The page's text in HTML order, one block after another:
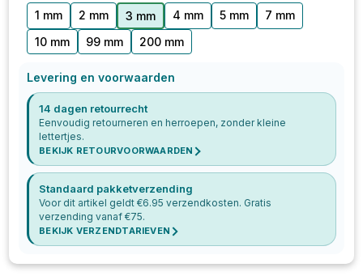
1 mm 2 mm 3 mm 4 mm 5 mm
7 mm
10 mm
99 mm 200 mm
Levering en voorwaarden
14 dagen retourrecht
Eenvoudig retourneren en herroepen, zonder kleine
lettertjes.
BEKIJK RETOURVOORWAARDEN
Standaard pakketverzending
Voor dit artikel geldt €6.95 verzendkosten. Gratis
verzending vanaf €75.
BEKIJK VERZENDTARIEVEN